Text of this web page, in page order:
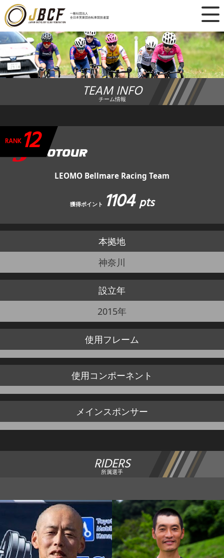
一般社団法人
全日本実業団自転車競技連盟
×
ニュース
レース日程
ランキング
競技ガイド
加盟・登録
エントリー
JBCF ROAD SERIESとは
TEAM INFO
チーム情報
LEOMO Bellmare Racing Team
獲得ポイント 1104pts
RANK 12
本拠地
神奈川
設立年
2015年
使用フレーム
使用コンポーネント
メインスポンサー
RIDERS
所属選手